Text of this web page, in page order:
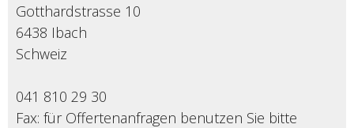
Gotthardstrasse 10
6438 Ibach
Schweiz
041 810 29 30
Fax: für Offertenanfragen benutzen Sie bitte